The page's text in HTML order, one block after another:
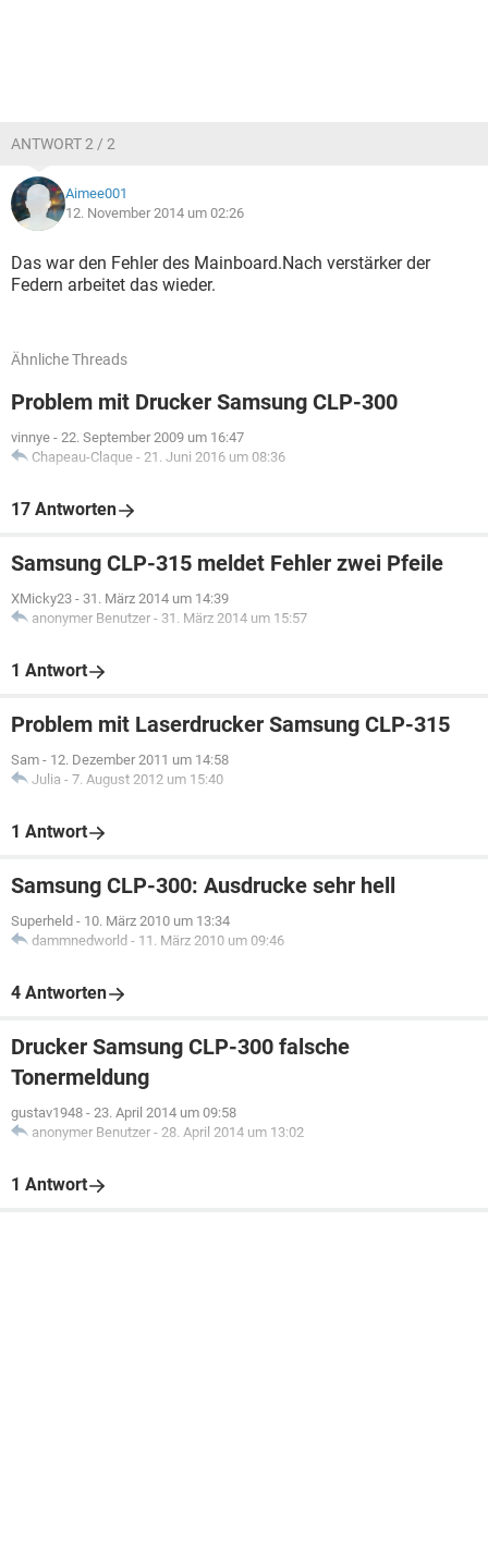
ANTWORT 2 / 2
Aimee001
12. November 2014 um 02:26
Das war den Fehler des Mainboard.Nach verstärker der
Federn arbeitet das wieder.
Ähnliche Threads
Problem mit Drucker Samsung CLP-300
vinnye - 22. September 2009 um 16:47
Chapeau-Claque - 21. Juni 2016 um 08:36
17 Antworten
Samsung CLP-315 meldet Fehler zwei Pfeile
XMicky23 - 31. März 2014 um 14:39
anonymer Benutzer - 31. März 2014 um 15:57
1 Antwort
Problem mit Laserdrucker Samsung CLP-315
Sam - 12. Dezember 2011 um 14:58
Julia - 7. August 2012 um 15:40
1 Antwort
Samsung CLP-300: Ausdrucke sehr hell
Superheld - 10. März 2010 um 13:34
dammnedworld - 11. März 2010 um 09:46
4 Antworten
Drucker Samsung CLP-300 falsche
Tonermeldung
gustav1948 - 23. April 2014 um 09:58
anonymer Benutzer - 28. April 2014 um 13:02
1 Antwort